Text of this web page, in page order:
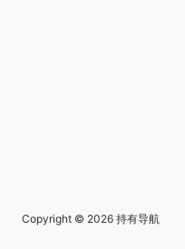
Copyright © 2026 持有导航